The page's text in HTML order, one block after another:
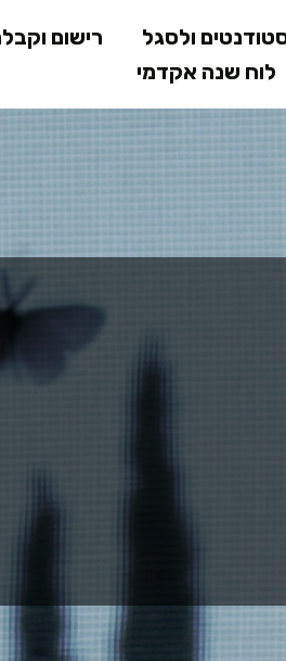
לתוכן
המרכזי
ולסגל רישום
לוח שנה אקדמי